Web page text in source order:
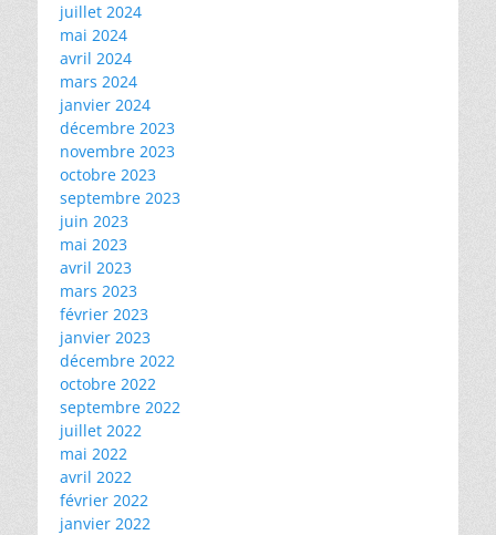
juillet 2024
mai 2024
avril 2024
mars 2024
janvier 2024
décembre 2023
novembre 2023
octobre 2023
septembre 2023
juin 2023
mai 2023
avril 2023
mars 2023
février 2023
janvier 2023
décembre 2022
octobre 2022
septembre 2022
juillet 2022
mai 2022
avril 2022
février 2022
janvier 2022